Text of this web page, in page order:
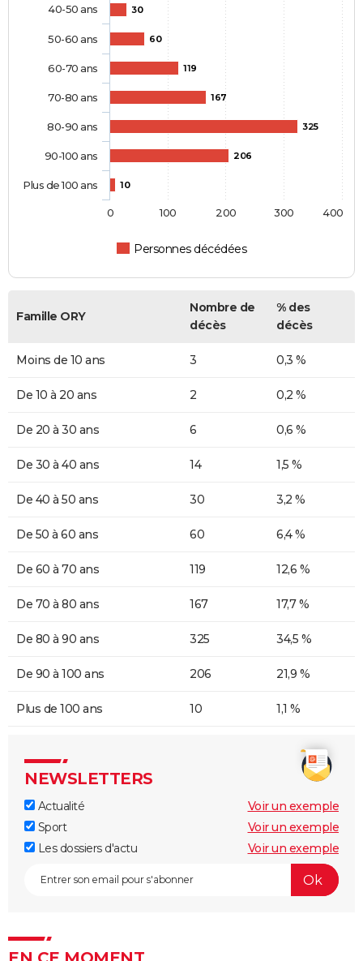
30
60
119
167
325
206
10
Personnes décédées
40-50 ans
50-60 ans
60-70 ans
70-80 ans
80-90 ans
90-100 ans
Plus de 100 ans
0 100 200 300 400
Famille ORY
Nombre de
décès
% des
décès
Moins de 10 ans 3 0,3 %
De 10 à 20 ans 2 0,2 %
De 20 à 30 ans 6 0,6 %
De 30 à 40 ans 14 1,5 %
De 40 à 50 ans 30 3,2 %
De 50 à 60 ans 60 6,4 %
De 60 à 70 ans 119 12,6 %
De 70 à 80 ans 167 17,7 %
De 80 à 90 ans 325 34,5 %
De 90 à 100 ans 206 21,9 %
Plus de 100 ans 10 1,1 %
NEWSLETTERS
Actualité
Voir un exemple
Sport
Voir un exemple
Les dossiers d'actu
Voir un exemple